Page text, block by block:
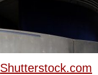
Shutterstock.com